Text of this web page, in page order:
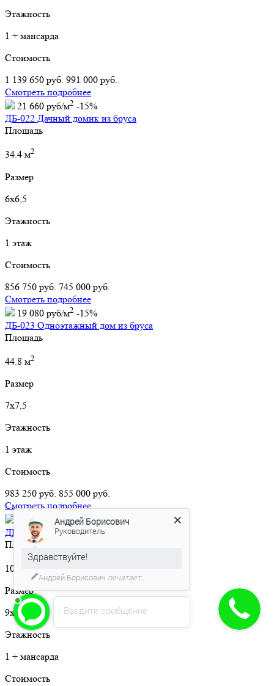
Этажность
1 + мансарда
Стоимость
1 139 650 руб. 991 000 руб.
Смотреть подробнее
21 660 руб/м2 -15%
ДБ-022 Дачный домик из бруса
Площадь
34.4 м2
Размер
6х6,5
Этажность
1 этаж
Стоимость
856 750 руб. 745 000 руб.
Смотреть подробнее
19 080 руб/м2 -15%
ДБ-023 Одноэтажный дом из бруса
Площадь
44.8 м2
Размер
7х7,5
Этажность
1 этаж
Стоимость
983 250 руб. 855 000 руб.
Смотреть подробнее
10 540 руб/м -15%
ДБ-008 Деревянный дом с «кукушкой»
Площадь
102 м
Размер
9х6
Этажность
1 + мансарда
Стоимость
Введите сообщение
Андрей Борисович
Руководитель
Здравствуйте!
Андрей Борисович печатает...